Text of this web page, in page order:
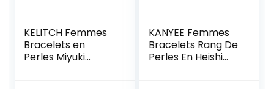
KELITCH Femmes
Bracelets en
Perles Miyuki
KANYEE Femmes
Bracelets Rang De
Perles En Heishi